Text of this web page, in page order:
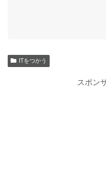
ITをつかう
スポン